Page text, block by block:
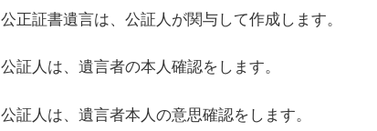
公正証書遺言は、公証人が関与して作成します。
公証人は、遺言者の本人確認をします。
公証人は、遺言者本人の意思確認をします。